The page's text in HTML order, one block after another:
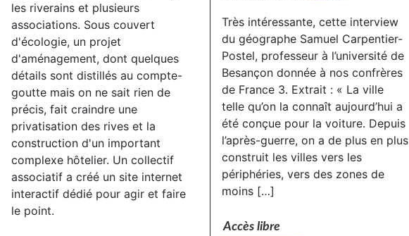
les riverains et plusieurs
associations. Sous couvert
d'écologie, un projet
d'aménagement, dont quelques
détails sont distillés au compte-
goutte mais on ne sait rien de
précis, fait craindre une
privatisation des rives et la
construction d'un important
complexe hôtelier. Un collectif
associatif a créé un site internet
interactif dédié pour agir et faire
le point.
Très intéressante, cette interview
du géographe Samuel Carpentier-
Postel, professeur à l’université de
Besançon donnée à nos confrères
de France 3. Extrait : « La ville
telle qu’on la connaît aujourd’hui a
été conçue pour la voiture. Depuis
l’après-guerre, on a de plus en plus
construit les villes vers les
périphéries, vers des zones de
moins […]
Accès libre